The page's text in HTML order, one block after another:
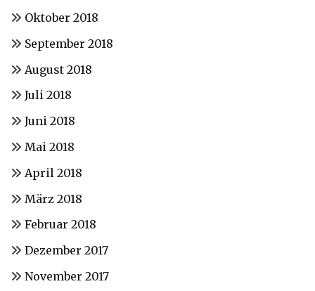
Oktober 2018
September 2018
August 2018
Juli 2018
Juni 2018
Mai 2018
April 2018
März 2018
Februar 2018
Dezember 2017
November 2017